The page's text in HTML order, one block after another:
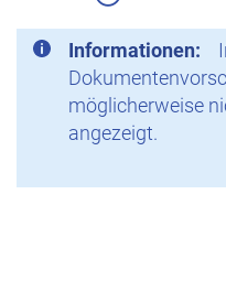
Informationen:
möglicherweise
angezeigt.